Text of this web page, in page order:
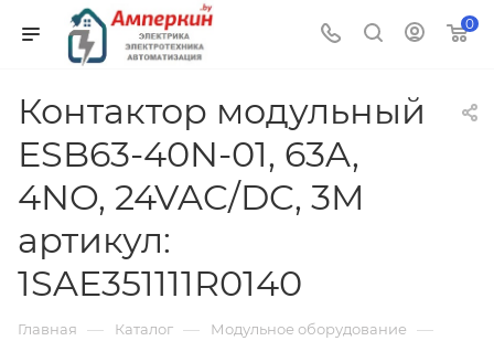
0
Контактор модульный
ESB63-40N-01, 63A,
4NO, 24VAC/DC, 3M
артикул:
1SAE351111R0140
Главная — Каталог — Модульное оборудование —